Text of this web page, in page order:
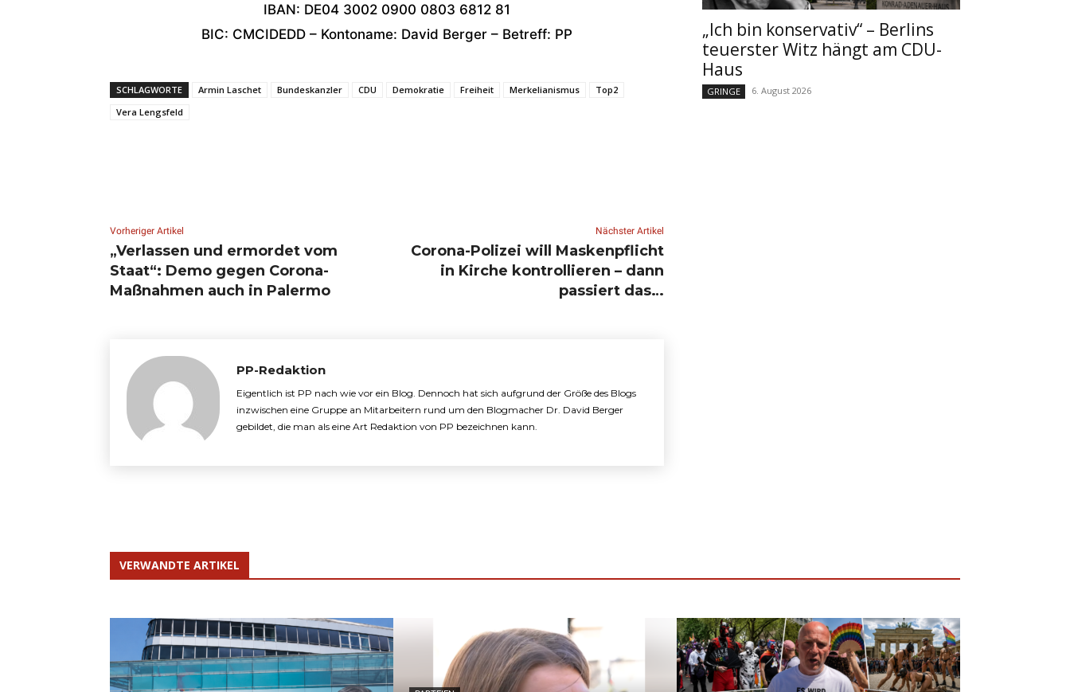
IBAN: DE04 3002 0900 0803 6812 81
BIC: CMCIDEDD – Kontoname: David Berger – Betreff: PP
SCHLAGWORTE Armin Laschet Bundeskanzler CDU Demokratie Freiheit Merkelianismus
Top2
Vera Lengsfeld
Vorheriger Artikel
„Verlassen und ermordet vom
Staat“: Demo gegen Corona-
Maßnahmen auch in Palermo
Nächster Artikel
Corona-Polizei will Maskenpflicht
in Kirche kontrollieren – dann
passiert das…
PP-Redaktion
Eigentlich ist PP nach wie vor ein Blog. Dennoch hat sich aufgrund der Größe des Blogs
inzwischen eine Gruppe an Mitarbeitern rund um den Blogmacher Dr. David Berger
gebildet, die man als eine Art Redaktion von PP bezeichnen kann.
„Ich bin konservativ“ – Berlins
teuerster Witz hängt am CDU-
Haus
GRINGE 6. August 2026
VERWANDTE ARTIKEL